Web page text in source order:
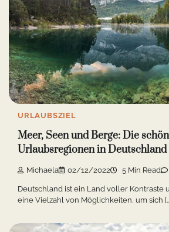
URLAUBSZIEL
Meer, Seen und Berge: Die
Urlaubsregionen in Deutschland
Michaela 02/12/2022 5 Min Read
Deutschland ist ein Land voller Kontraste
eine Vielzahl von Möglichkeiten, um sich